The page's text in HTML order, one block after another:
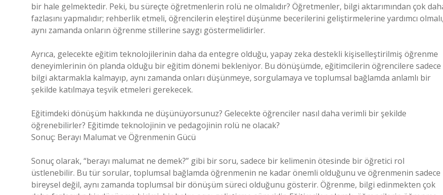
bir hale gelmektedir. Peki, bu süreçte öğretmenlerin rolü ne olmalıdır? Öğretmenler, bilgi aktarımından çok
fazlasını yapmalıdır; rehberlik etmeli, öğrencilerin eleştirel düşünme becerilerini geliştirmelerine yardımcı
aynı zamanda onların öğrenme stillerine saygı göstermelidirler.
Ayrıca, gelecekte eğitim teknolojilerinin daha da entegre olduğu, yapay zeka destekli kişiselleştirilmiş öğrenme
deneyimlerinin ön planda olduğu bir eğitim dönemi bekleniyor. Bu dönüşümde, eğitimcilerin öğrencilere sadece
bilgi aktarmakla kalmayıp, aynı zamanda onları düşünmeye, sorgulamaya ve toplumsal bağlamda anlamlı bir
şekilde katılmaya teşvik etmeleri gerekecek.
Eğitimdeki dönüşüm hakkında ne düşünüyorsunuz? Gelecekte öğrenciler nasıl daha verimli bir şekilde
öğrenebilirler? Eğitimde teknolojinin ve pedagojinin rolü ne olacak?
Sonuç: Berayı Malumat ve Öğrenmenin Gücü
Sonuç olarak, “berayı malumat ne demek?” gibi bir soru, sadece bir kelimenin ötesinde bir öğretici rol
üstlenebilir. Bu tür sorular, toplumsal bağlamda öğrenmenin ne kadar önemli olduğunu ve öğrenmenin sadece
bireysel değil, aynı zamanda toplumsal bir dönüşüm süreci olduğunu gösterir. Öğrenme, bilgi edinmekten çok